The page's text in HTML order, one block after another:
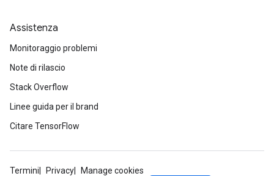
Assistenza
Monitoraggio problemi
Note di rilascio
Stack Overflow
Linee guida per il brand
Citare TensorFlow
Termini Privacy
Manage cookies